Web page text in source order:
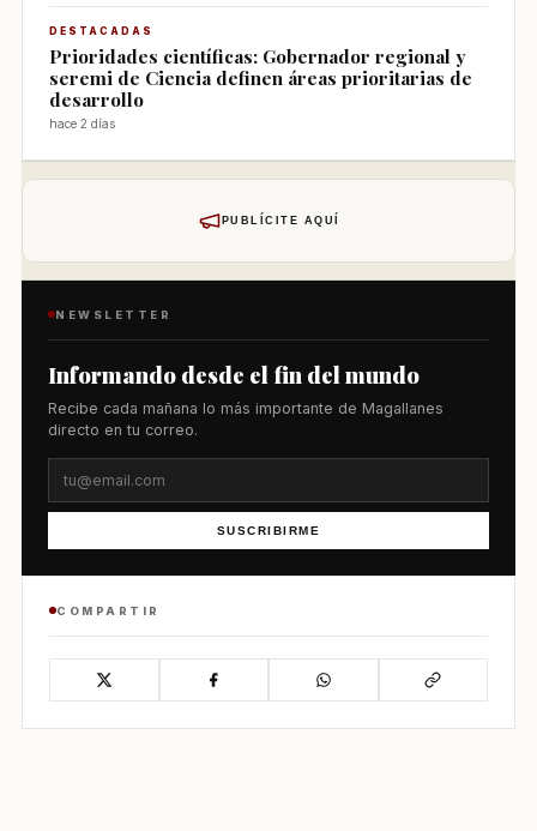
DESTACADAS
Prioridades científicas: Gobernador regional y
seremi de Ciencia definen áreas prioritarias de
desarrollo
hace 2 días
PUBLÍCITE AQUÍ
NEWSLETTER
Informando desde el fin del mundo
Recibe cada mañana lo más importante de Magallanes
directo en tu correo.
SUSCRIBIRME
COMPARTIR